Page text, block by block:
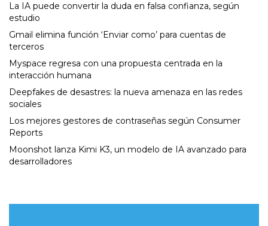
La IA puede convertir la duda en falsa confianza, según
estudio
Gmail elimina función ‘Enviar como’ para cuentas de
terceros
Myspace regresa con una propuesta centrada en la
interacción humana
Deepfakes de desastres: la nueva amenaza en las redes
sociales
Los mejores gestores de contraseñas según Consumer
Reports
Moonshot lanza Kimi K3, un modelo de IA avanzado para
desarrolladores